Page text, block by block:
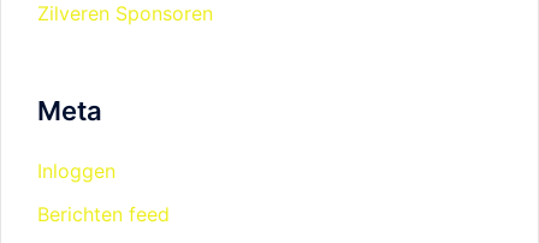
Zilveren Sponsoren
Meta
Inloggen
Berichten feed